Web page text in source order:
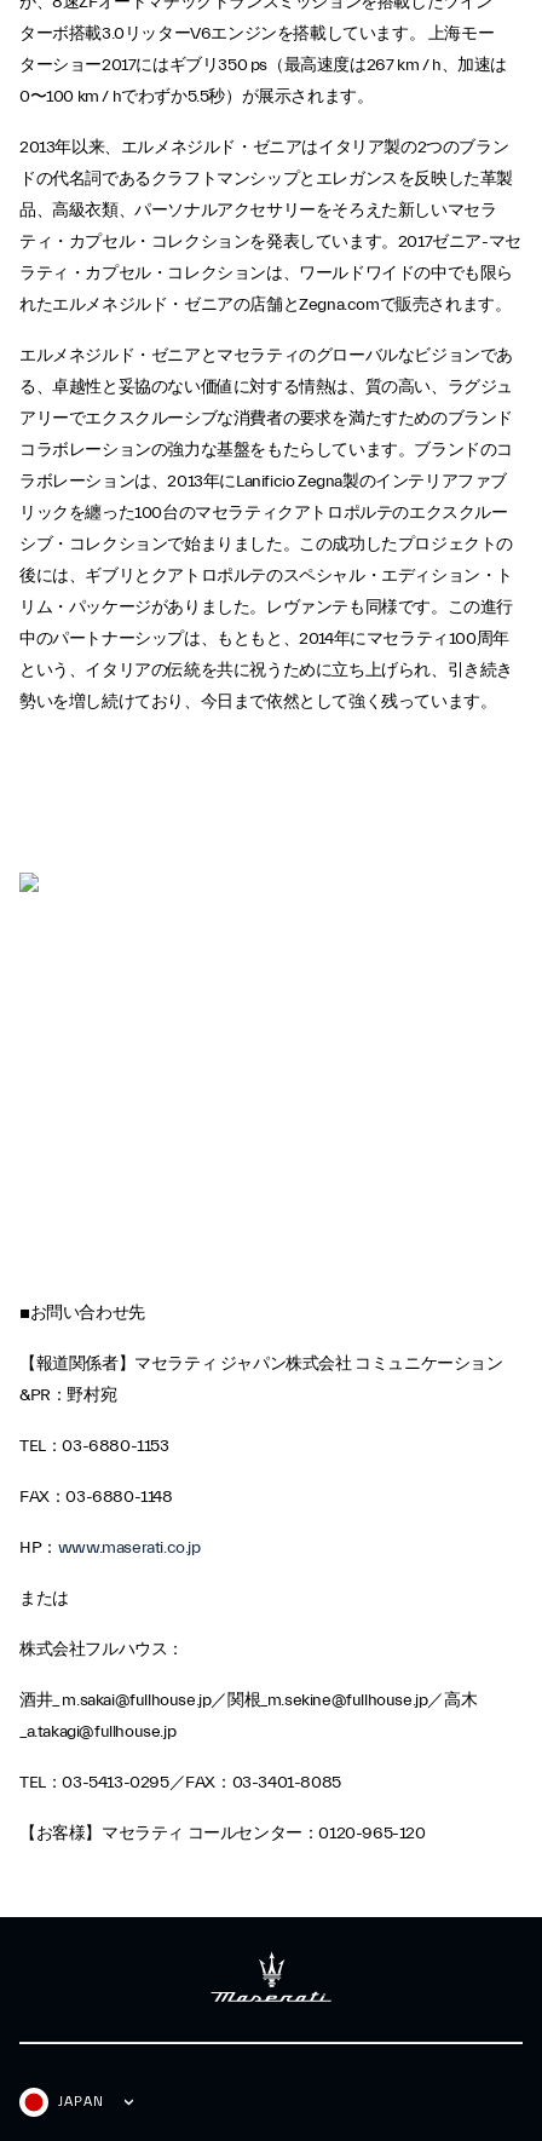
ターボ搭載3.0リッターV6エンジンを搭載しています。 上海モー
ターショー2017にはギブリ350 ps（最高速度は267 km / h、加速は
0〜100 km / hでわずか5.5秒）が展示されます。
2013年以来、エルメネジルド・ゼニアはイタリア製の2つのブラン
ドの代名詞であるクラフトマンシップとエレガンスを反映した革製
品、高級衣類、パーソナルアクセサリーをそろえた新しいマセラ
ティ・カプセル・コレクションを発表しています。2017ゼニア-マセ
ラティ・カプセル・コレクションは、ワールドワイドの中でも限ら
れたエルメネジルド・ゼニアの店舗とZegna.comで販売されます。
エルメネジルド・ゼニアとマセラティのグローバルなビジョンであ
る、卓越性と妥協のない価値に対する情熱は、質の高い、ラグジュ
アリーでエクスクルーシブな消費者の要求を満たすためのブランド
コラボレーションの強力な基盤をもたらしています。ブランドのコ
ラボレーションは、2013年にLanificio Zegna製のインテリアファブ
リックを纏った100台のマセラティクアトロポルテのエクスクルー
シブ・コレクションで始まりました。この成功したプロジェクトの
後には、ギブリとクアトロポルテのスペシャル・エディション・ト
リム・パッケージがありました。レヴァンテも同様です。この進行
中のパートナーシップは、もともと、2014年にマセラティ100周年
という、イタリアの伝統を共に祝うために立ち上げられ、引き続き
勢いを増し続けており、今日まで依然として強く残っています。
■お問い合わせ先
【報道関係者】マセラティ ジャパン株式会社 コミュニケーション
&PR：野村宛
TEL：03-6880-1153
FAX：03-6880-1148
HP： www.maserati.co.jp
または
株式会社フルハウス：
酒井_ m.sakai@fullhouse.jp／関根_m.sekine@fullhouse.jp／高木
_a.takagi@fullhouse.jp
TEL：03-5413-0295／FAX：03-3401-8085
【お客様】マセラティ コールセンター：0120-965-120
JAPAN